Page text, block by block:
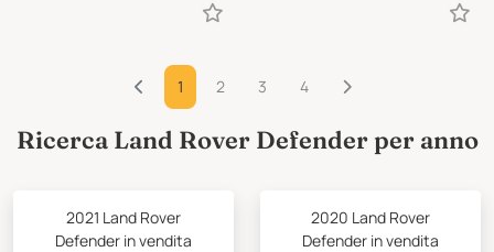
1 2 3 4
Ricerca Land Rover Defender per anno
2021 Land Rover
Defender in vendita
2020 Land Rover
Defender in vendita